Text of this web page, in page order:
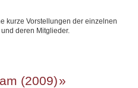
kurze Vorstellungen der einzelnen
deren Mitglieder.
(2009)